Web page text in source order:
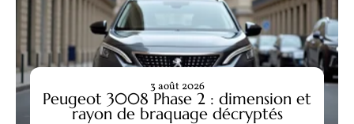
Peugeot 3008 Phase 2 : dimension et
rayon de braquage décryptés
3 août 2026